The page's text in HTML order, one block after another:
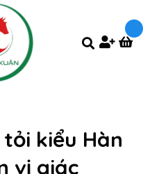
kiểu Hàn
vị giác